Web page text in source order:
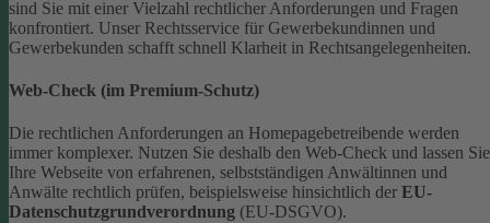
sind Sie mit einer Vielzahl rechtlicher Anforderungen und Fragen
konfrontiert. Unser Rechtsservice für Gewerbekundinnen und
Gewerbekunden schafft schnell Klarheit in Rechtsangelegenheiten.
Web-Check (im Premium-Schutz)
Die rechtlichen Anforderungen an Homepagebetreibende werden
immer komplexer. Nutzen Sie deshalb den Web-Check und lassen Sie
Ihre Webseite von erfahrenen, selbstständigen Anwältinnen und
Anwälte rechtlich prüfen, beispielsweise hinsichtlich der EU-
Datenschutzgrundverordnung (EU-DSGVO).